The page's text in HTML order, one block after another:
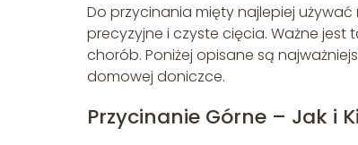
Do przycinania mięty najlepiej używać
precyzyjne i czyste cięcia. Ważne jest
chorób. Poniżej opisane są
domowej doniczce.
Przycinanie Górne – Jak i